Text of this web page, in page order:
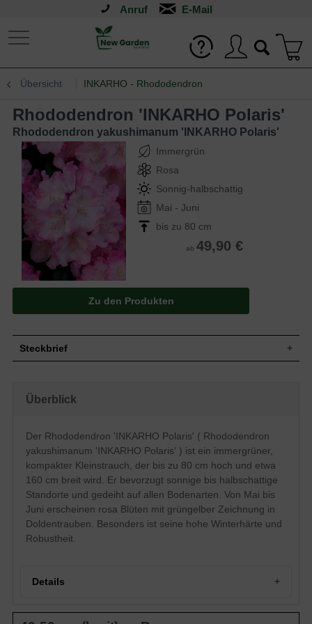
Anruf
Übersicht INKARHO - Rhododendron
Rhododendron 'INKARHO Polaris'
Rhododendron yakushimanum 'INKARHO Polaris'
Immergrün
Rosa
Sonnig-halbschattig
Mai - Juni
bis zu 80 cm
ab 49,90 €
Zu den Produkten
Steckbrief
Wuchs
Blatt
Immergrün, schmal-elliptisch, am Ende
zugespitzt, ledrig, dunkelgrün und leicht
glänzend, 8 bis 15 cm lang
Frucht
Kapselfrucht
Rosa Blüten mit leichter grüngelber
Zeichnung, in Doldentrauben
Blütezeit
Mai bis Juni
Rinde
Standort
'INKARHO Polaris' (Rhododendron
Überblick
Der Rhododendron 'INKARHO Polaris' ( Rhododendron
yakushimanum 'INKARHO Polaris' ) ist ein immergrüner,
kompakter Kleinstrauch, der bis zu 80 cm hoch und etwa
160 cm breit wird. Er bevorzugt sonnige bis halbschattige
Standorte und gedeiht auf allen Bodenarten. Von Mai bis
Juni erscheinen rosa Blüten mit grüngelber Zeichnung in
Doldentrauben. Besonders ist seine hohe Winterhärte und
Robustheit.
Details